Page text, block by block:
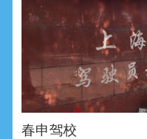
春申驾校